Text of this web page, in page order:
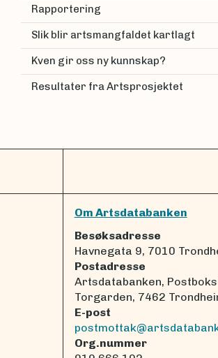
Rapportering
Slik blir artsmangfaldet kartlagt
Kven gir oss ny kunnskap?
Resultater fra Artsprosjektet
Om Artsdatabanken
Besøksadresse
Havnegata 9, 7010
Postadresse
Artsdatabanken,
Torgarden, 7462
E-post
Org.nummer